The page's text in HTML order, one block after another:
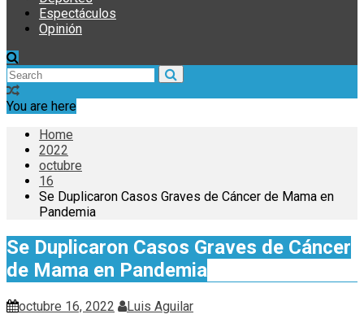
Espectáculos
Opinión
You are here
Home
2022
octubre
16
Se Duplicaron Casos Graves de Cáncer de Mama en
Pandemia
Se Duplicaron Casos Graves de Cáncer
de Mama en Pandemia
octubre 16, 2022 Luis Aguilar